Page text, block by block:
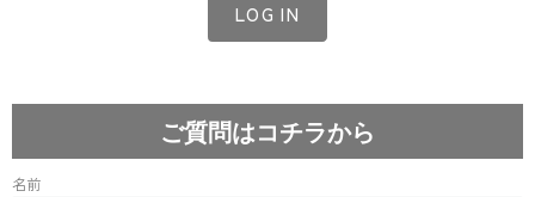
LOG IN
ご質問はコチラから
名前